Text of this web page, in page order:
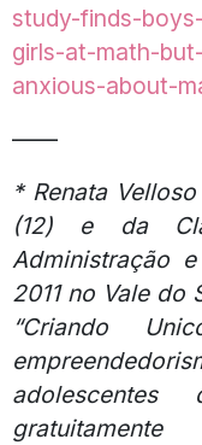
study-finds-
girls-at-math-
anxious-about-
——
* Renata
(12) e da
Administração
2011 no Vale do
“Criando